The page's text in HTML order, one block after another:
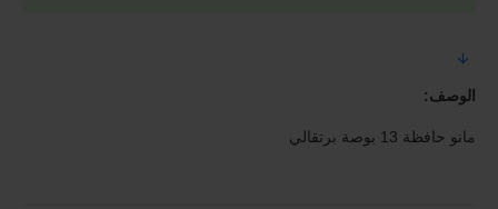
الوصف:
مانو حافظة 13 بوصة برتقالي